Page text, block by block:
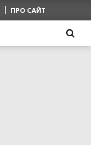
ПРО САЙТ